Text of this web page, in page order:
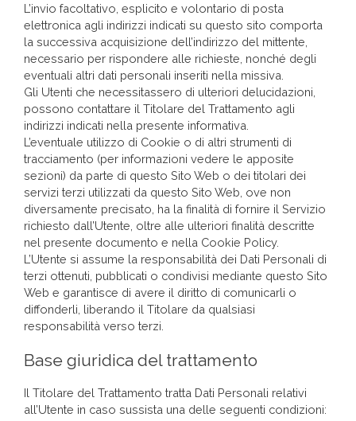
L’invio facoltativo, esplicito e volontario di posta
elettronica agli indirizzi indicati su questo sito comporta
la successiva acquisizione dell’indirizzo del mittente,
necessario per rispondere alle richieste, nonché degli
eventuali altri dati personali inseriti nella missiva.
Gli Utenti che necessitassero di ulteriori delucidazioni,
possono contattare il Titolare del Trattamento agli
indirizzi indicati nella presente informativa.
L’eventuale utilizzo di Cookie o di altri strumenti di
tracciamento (per informazioni vedere le apposite
sezioni) da parte di questo Sito Web o dei titolari dei
servizi terzi utilizzati da questo Sito Web, ove non
diversamente precisato, ha la finalità di fornire il Servizio
richiesto dall’Utente, oltre alle ulteriori finalità descritte
nel presente documento e nella Cookie Policy.
L’Utente si assume la responsabilità dei Dati Personali di
terzi ottenuti, pubblicati o condivisi mediante questo Sito
Web e garantisce di avere il diritto di comunicarli o
diffonderli, liberando il Titolare da qualsiasi
responsabilità verso terzi.
Base giuridica del trattamento
Il Titolare del Trattamento tratta Dati Personali relativi
all’Utente in caso sussista una delle seguenti condizioni: